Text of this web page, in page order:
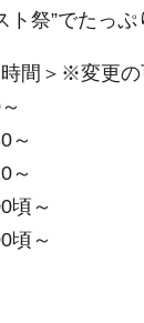
祭”でたっぷ
間＞※変更の
～
～
頃～
頃～